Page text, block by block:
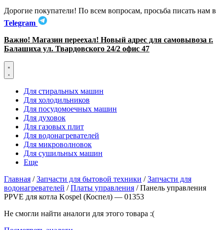
Дорогие покупатели! По всем вопросам, просьба писать нам в
Telegram
Важно! Магазин переехал! Новый адрес для самовывоза г.
Балашиха ул. Твардовского 24/2 офис 47
Для стиральных машин
Для холодильников
Для посудомоечных машин
Для духовок
Для газовых плит
Для водонагревателей
Для микроволновок
Для сушильных машин
Еще
Главная /Запчасти для бытовой техники /Запчасти для
водонагревателей /Платы управления / Панель управления
PPVE для котла Kospel (Коспел) — 01353
Не смогли найти аналоги для этого товара :(